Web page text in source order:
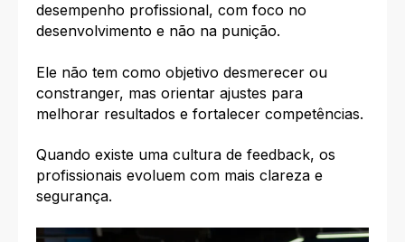
desempenho profissional, com foco no
desenvolvimento e não na punição.
Ele não tem como objetivo desmerecer ou
constranger, mas orientar ajustes para
melhorar resultados e fortalecer competências.
Quando existe uma cultura de feedback, os
profissionais evoluem com mais clareza e
segurança.